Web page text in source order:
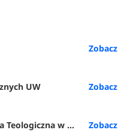
UW
w Warszawie